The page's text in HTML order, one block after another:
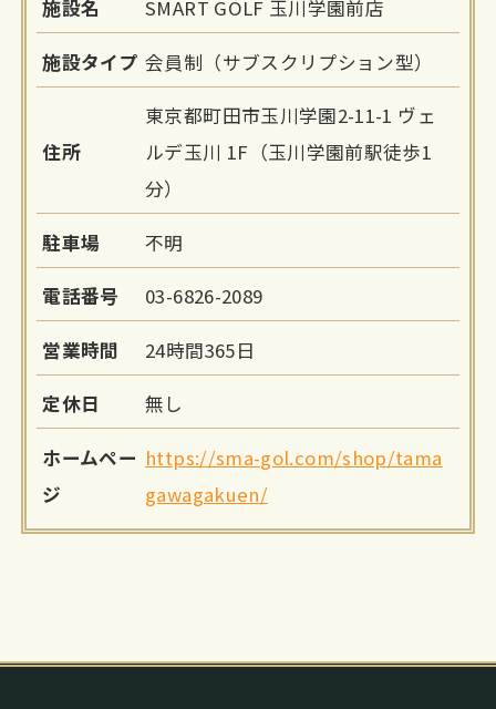
施設名 SMART GOLF 玉川学園前店
施設タイプ 会員制（サブスクリプション型）
住所
東京都町田市玉川学園2-11-1 ヴェ
ルデ玉川 1F（玉川学園前駅徒歩1
分）
駐車場 不明
電話番号 03-6826-2089
営業時間 24時間365日
定休日 無し
ホームペー
ジ
https://sma-gol.com/shop/tama
gawagakuen/